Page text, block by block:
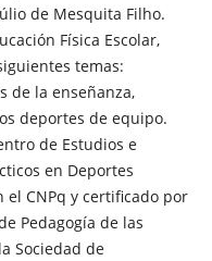
de Mesquita Filho.
Física Escolar,
temas:
de la enseñanza,
deportes de equipo.
de Estudios e
en Deportes
el CNPq y certificado por
Pedagogía de las
Sociedad de